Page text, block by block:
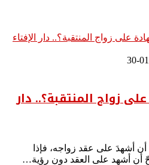
زواج المنتقبة؟.. دار
أشهدَ على عقد زواجه، فإذا
أن أشهد على العقد دون رؤية…